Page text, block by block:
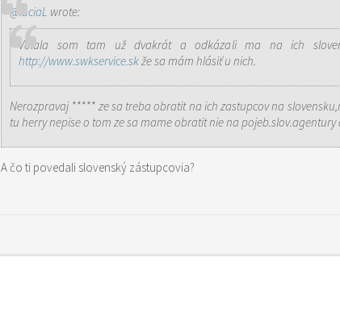
@luciaL wrote:
Volala som tam už dvakrát a odkázali ma na ich
http://www.swkservice.skže sa mám hlásiť u nich.
Nerozpravaj ***** ze sa treba obratit na ich zastupcov na
tu herry nepise o tom ze sa mame obratit nie na
A čo ti povedali slovenský zástupcovia?